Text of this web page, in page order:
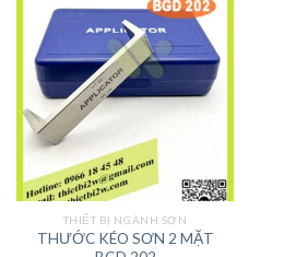
THIẾT BỊ NGÀNH SƠN
THƯỚC KÉO SƠN 2 MẶT